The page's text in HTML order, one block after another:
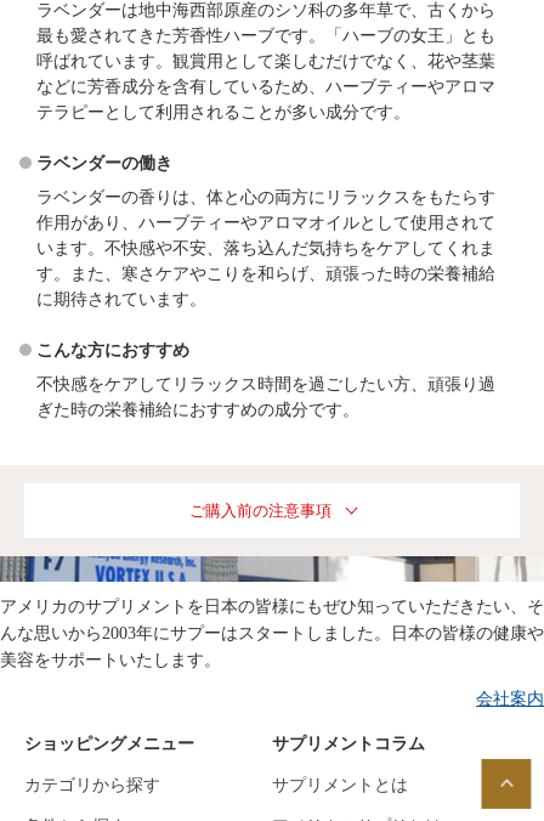
ラベンダーは地中海西部原産のシソ科の多年草で、古くから
最も愛されてきた芳香性ハーブです。「ハーブの女王」とも
呼ばれています。観賞用として楽しむだけでなく、花や茎葉
などに芳香成分を含有しているため、ハーブティーやアロマ
テラピーとして利用されることが多い成分です。
ラベンダーの働き
ラベンダーの香りは、体と心の両方にリラックスをもたらす
作用があり、ハーブティーやアロマオイルとして使用されて
います。不快感や不安、落ち込んだ気持ちをケアしてくれま
す。また、寒さケアやこりを和らげ、頑張った時の栄養補給
に期待されています。
こんな方におすすめ
不快感をケアしてリラックス時間を過ごしたい方、頑張り過
ぎた時の栄養補給におすすめの成分です。
ご購入前の注意事項
アメリカのサプリメントを日本の皆様にもぜひ知っていただきたい、そ
んな思いから2003年にサプーはスタートしました。日本の皆様の健康や
美容をサポートいたします。
会社案内
ショッピングメニュー
カテゴリから探す
サプリメントコラム
サプリメントとは